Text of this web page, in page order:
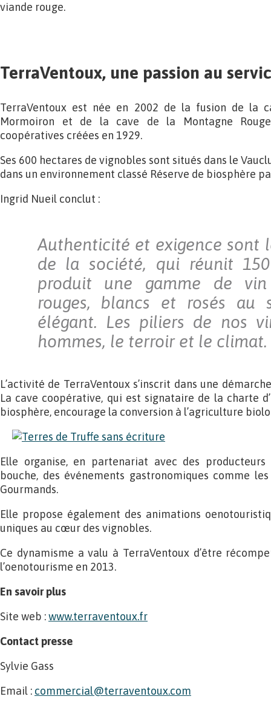
viande rouge.
TerraVentoux, une passion au
TerraVentoux est née en 2002 de la fusion de la
Mormoiron et de la cave de la Montagne
coopératives créées en 1929.
Ses 600 hectares de vignobles sont situés dans le
dans un environnement classé Réserve de biosphère
Ingrid Nueil conclut :
Authenticité et exigence sont
de la société, qui réunit
produit une gamme de vin
rouges, blancs et rosés au
élégant. Les piliers de nos
hommes, le terroir et le climat.
L’activité de TerraVentoux s’inscrit dans une
La cave coopérative, qui est signataire de la charte
biosphère, encourage la conversion à l’agriculture
Elle organise, en partenariat avec des
bouche, des événements gastronomiques comme
Gourmands.
Elle propose également des animations
uniques au cœur des vignobles.
Ce dynamisme a valu à TerraVentoux d’être
l’oenotourisme en 2013.
En savoir plus
Site web :www.terraventoux.fr
Contact presse
Sylvie Gass
Email : commercial@terraventoux.com